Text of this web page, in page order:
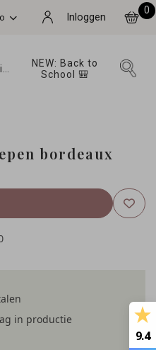
Inloggen
0
NEW: Back to
School 🎒
bordeaux
in productie
9.4